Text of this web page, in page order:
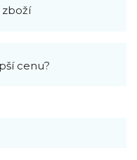
zboží
cenu?